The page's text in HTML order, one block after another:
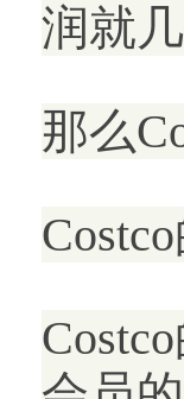
润就
那么